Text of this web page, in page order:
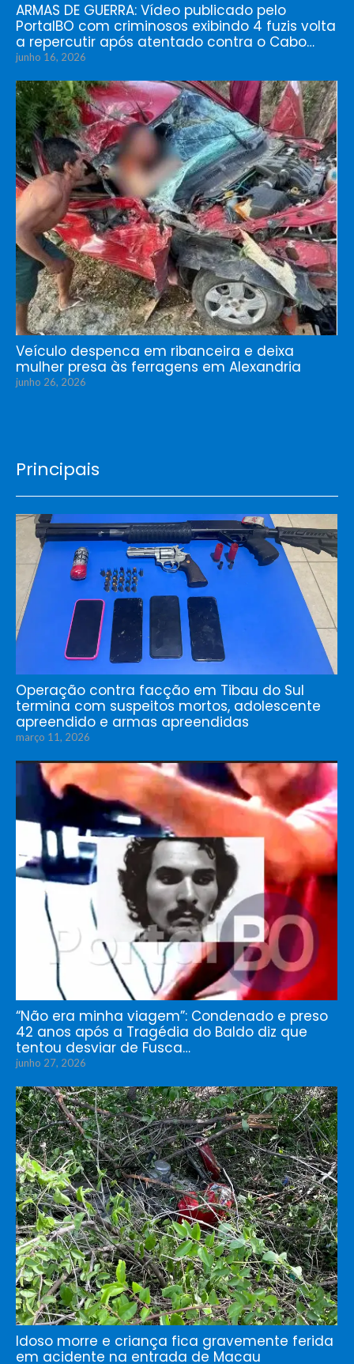
ARMAS DE GUERRA: Vídeo publicado pelo
PortalBO com criminosos exibindo 4 fuzis volta
a repercutir após atentado contra o Cabo…
junho 16, 2026
Veículo despenca em ribanceira e deixa
mulher presa às ferragens em Alexandria
junho 26, 2026
Principais
Operação contra facção em Tibau do Sul
termina com suspeitos mortos, adolescente
apreendido e armas apreendidas
março 11, 2026
“Não era minha viagem”: Condenado e preso
42 anos após a Tragédia do Baldo diz que
tentou desviar de Fusca…
junho 27, 2026
Idoso morre e criança fica gravemente ferida
em acidente na entrada de Macau